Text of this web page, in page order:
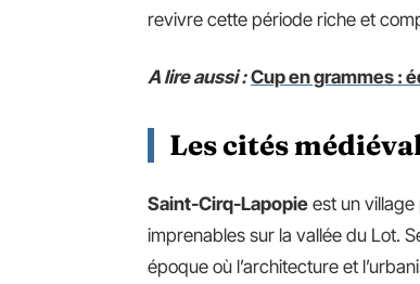
revivre cette période riche et
A lire aussi : Cup en grammes :
Les cités
Saint-Cirq-Lapopie est un
imprenables sur la vallée du Lot.
époque où l’architecture et